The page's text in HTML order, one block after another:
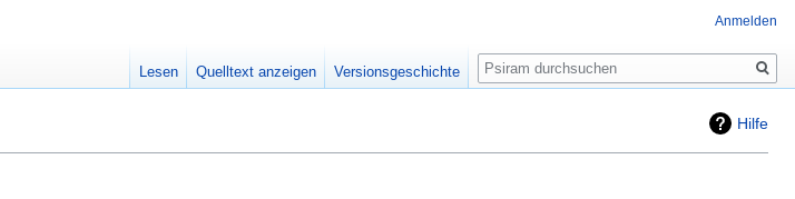
Hilfe
Anmelden
Lesen Quelltext anzeigen Versionsgeschichte
Suche